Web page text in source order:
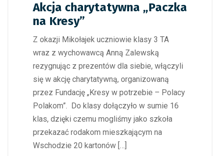
Akcja charytatywna „Paczka
na Kresy”
Z okazji Mikołajek uczniowie klasy 3 TA
wraz z wychowawcą Anną Zalewską
rezygnując z prezentów dla siebie, włączyli
się w akcję charytatywną, organizowaną
przez Fundację „Kresy w potrzebie – Polacy
Polakom”. Do klasy dołączyło w sumie 16
klas, dzięki czemu mogliśmy jako szkoła
przekazać rodakom mieszkającym na
Wschodzie 20 kartonów […]